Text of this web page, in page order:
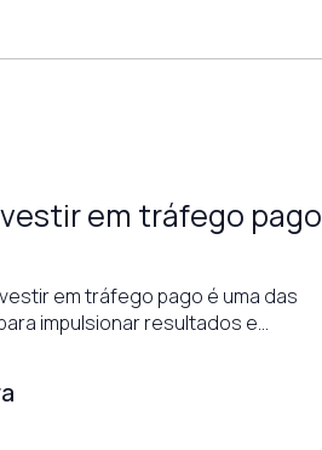
em tráfego pago
em tráfego pago é uma das
impulsionar resultados e…